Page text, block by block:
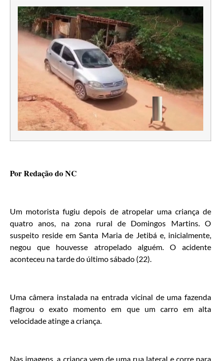
Por Redação do NC
Um motorista fugiu depois de atropelar uma criança de
quatro anos, na zona rural de Domingos Martins. O
suspeito reside em Santa Maria de Jetibá e, inicialmente,
negou que houvesse atropelado alguém. O acidente
aconteceu na tarde do último sábado (22).
Uma câmera instalada na entrada vicinal de uma fazenda
flagrou o exato momento em que um carro em alta
velocidade atinge a criança.
Nas imagens, a criança vem de uma rua lateral e corre para